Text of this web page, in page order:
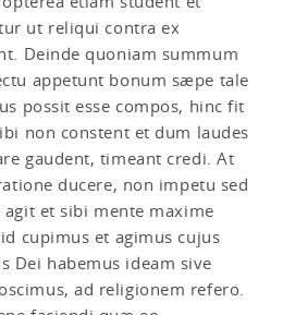
ut reliqui contra ex
Deinde quoniam summum
appetunt bonum sæpe tale
possit esse compos, hinc fit
non constent et dum laudes
gaudent, timeant credi. At
ducere, non impetu sed
et sibi mente maxime
cupimus et agimus cujus
Dei habemus ideam sive
ad religionem refero.